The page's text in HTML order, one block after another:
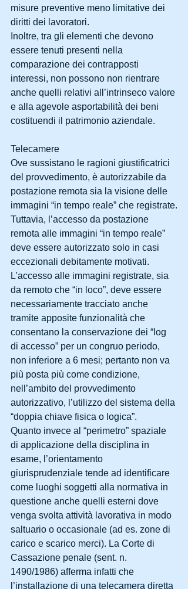
misure preventive meno limitative dei
diritti dei lavoratori.
Inoltre, tra gli elementi che devono
essere tenuti presenti nella
comparazione dei contrapposti
interessi, non possono non rientrare
anche quelli relativi all’intrinseco valore
e alla agevole asportabilità dei beni
costituendi il patrimonio aziendale.
Telecamere
Ove sussistano le ragioni giustificatrici
del provvedimento, è autorizzabile da
postazione remota sia la visione delle
immagini “in tempo reale” che registrate.
Tuttavia, l’accesso da postazione
remota alle immagini “in tempo reale”
deve essere autorizzato solo in casi
eccezionali debitamente motivati.
L’accesso alle immagini registrate, sia
da remoto che “in loco”, deve essere
necessariamente tracciato anche
tramite apposite funzionalità che
consentano la conservazione dei “log
di accesso” per un congruo periodo,
non inferiore a 6 mesi; pertanto non va
più posta più come condizione,
nell’ambito del provvedimento
autorizzativo, l’utilizzo del sistema della
“doppia chiave fisica o logica”.
Quanto invece al “perimetro” spaziale
di applicazione della disciplina in
esame, l’orientamento
giurisprudenziale tende ad identificare
come luoghi soggetti alla normativa in
questione anche quelli esterni dove
venga svolta attività lavorativa in modo
saltuario o occasionale (ad es. zone di
carico e scarico merci). La Corte di
Cassazione penale (sent. n.
1490/1986) afferma infatti che
l’installazione di una telecamera diretta